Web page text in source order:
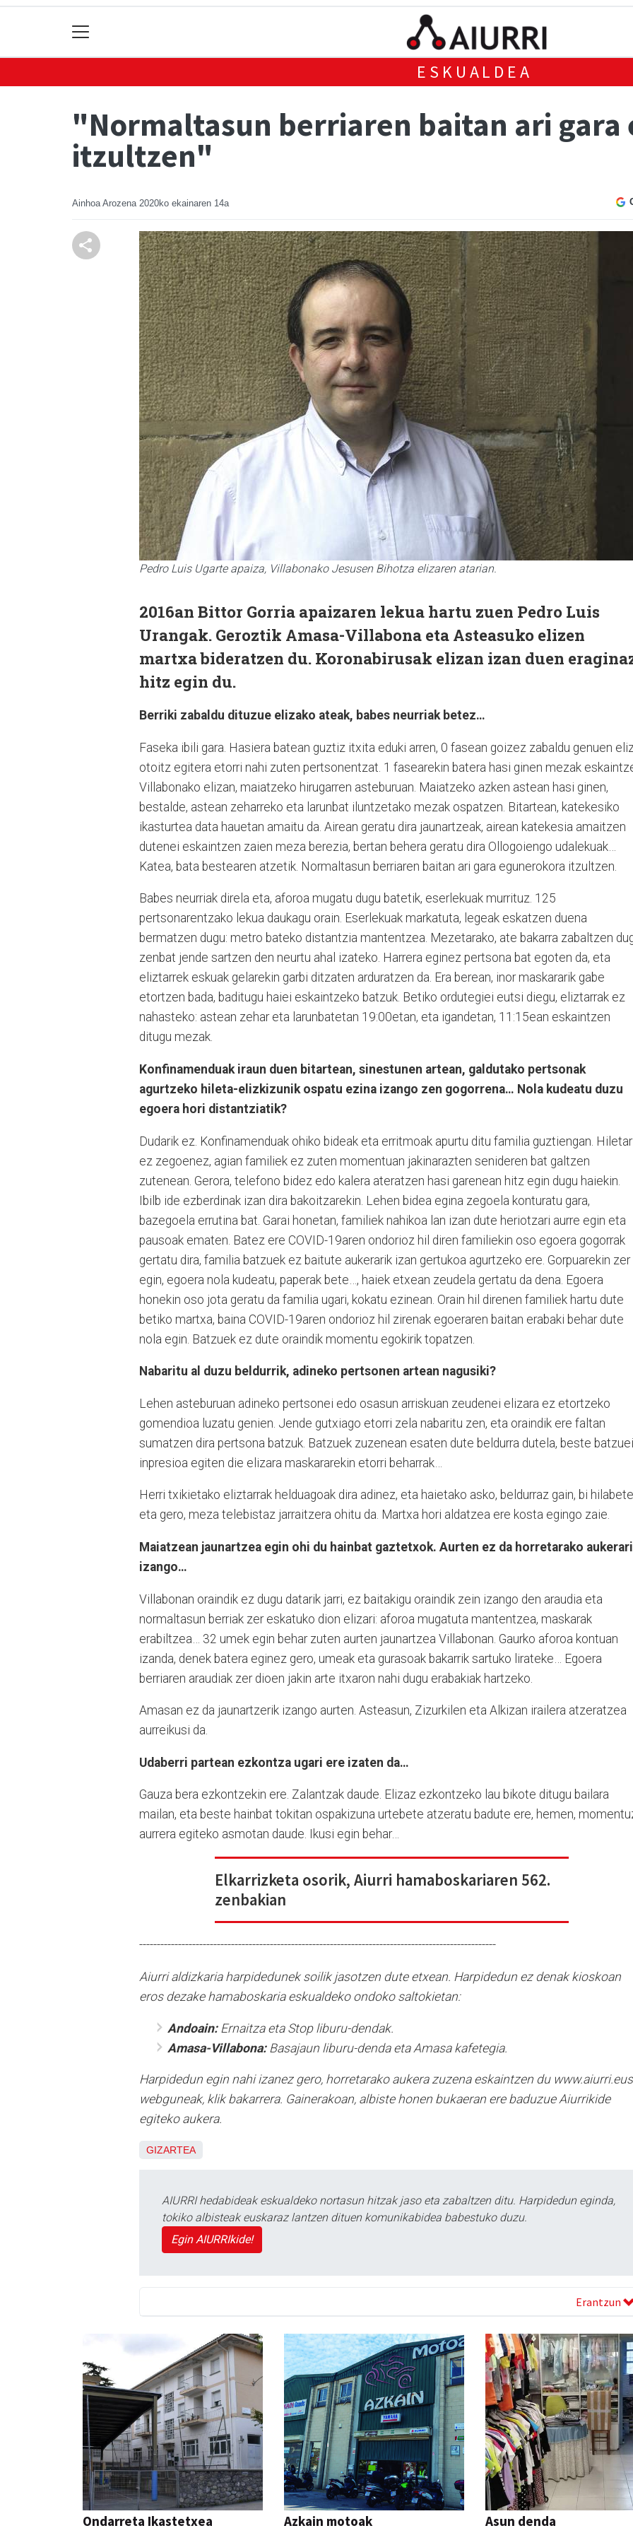
ESKUALDEA
"Normaltasun berriaren baitan ari gara
itzultzen"
Ainhoa Arozena 2020ko ekainaren 14a
Pedro Luis Ugarte apaiza, Villabonako Jesusen Bihotza elizaren atarian.
2016an Bittor Gorria apaizaren lekua hartu zuen Pedro Luis
Urangak. Geroztik Amasa-Villabona eta Asteasuko elizen
martxa bideratzen du. Koronabirusak elizan izan duen
hitz egin du.
Berriki zabaldu dituzue elizako ateak, babes neurriak betez…
Faseka ibili gara. Hasiera batean guztiz itxita eduki arren, 0 fasean goizez zabaldu genuen
otoitz egitera etorri nahi zuten pertsonentzat. 1 fasearekin batera hasi ginen mezak
Villabonako elizan, maiatzeko hirugarren asteburuan. Maiatzeko azken astean hasi ginen,
bestalde, astean zeharreko eta larunbat iluntzetako mezak ospatzen. Bitartean, katekesiko
ikasturtea data hauetan amaitu da. Airean geratu dira jaunartzeak, airean katekesia amaitzen
dutenei eskaintzen zaien meza berezia, bertan behera geratu dira Ollogoiengo udalekuak…
Katea, bata bestearen atzetik. Normaltasun berriaren baitan ari gara egunerokora itzultzen.
Babes neurriak direla eta, aforoa mugatu dugu batetik, eserlekuak murrituz. 125
pertsonarentzako lekua daukagu orain. Eserlekuak markatuta, legeak eskatzen duena
bermatzen dugu: metro bateko distantzia mantentzea. Mezetarako, ate bakarra zabaltzen
zenbat jende sartzen den neurtu ahal izateko. Harrera eginez pertsona bat egoten da, eta
eliztarrek eskuak gelarekin garbi ditzaten arduratzen da. Era berean, inor maskararik gabe
etortzen bada, baditugu haiei eskaintzeko batzuk. Betiko ordutegiei eutsi diegu, eliztarrak ez
nahasteko: astean zehar eta larunbatetan 19:00etan, eta igandetan, 11:15ean eskaintzen
ditugu mezak.
Konfinamenduak iraun duen bitartean, sinestunen artean, galdutako pertsonak
agurtzeko hileta-elizkizunik ospatu ezina izango zen gogorrena… Nola kudeatu duzu
egoera hori distantziatik?
Dudarik ez. Konfinamenduak ohiko bideak eta erritmoak apurtu ditu familia guztiengan.
ez zegoenez, agian familiek ez zuten momentuan jakinarazten senideren bat galtzen
zutenean. Gerora, telefono bidez edo kalera ateratzen hasi garenean hitz egin dugu haiekin.
Ibilb ide ezberdinak izan dira bakoitzarekin. Lehen bidea egina zegoela konturatu gara,
bazegoela errutina bat. Garai honetan, familiek nahikoa lan izan dute heriotzari aurre egin eta
pausoak ematen. Batez ere COVID-19aren ondorioz hil diren familiekin oso egoera gogorrak
gertatu dira, familia batzuek ez baitute aukerarik izan gertukoa agurtzeko ere. Gorpuarekin zer
egin, egoera nola kudeatu, paperak bete…, haiek etxean zeudela gertatu da dena. Egoera
honekin oso jota geratu da familia ugari, kokatu ezinean. Orain hil direnen familiek hartu dute
betiko martxa, baina COVID-19aren ondorioz hil zirenak egoeraren baitan erabaki behar dute
nola egin. Batzuek ez dute oraindik momentu egokirik topatzen.
Nabaritu al duzu beldurrik, adineko pertsonen artean nagusiki?
Lehen asteburuan adineko pertsonei edo osasun arriskuan zeudenei elizara ez etortzeko
gomendioa luzatu genien. Jende gutxiago etorri zela nabaritu zen, eta oraindik ere faltan
sumatzen dira pertsona batzuk. Batzuek zuzenean esaten dute beldurra dutela, beste batzuei
inpresioa egiten die elizara maskararekin etorri beharrak…
Herri txikietako eliztarrak helduagoak dira adinez, eta haietako asko, beldurraz gain, bi hilabete
eta gero, meza telebistaz jarraitzera ohitu da. Martxa hori aldatzea ere kosta egingo zaie.
Maiatzean jaunartzea egin ohi du hainbat gaztetxok. Aurten ez da horretarako
izango…
Villabonan oraindik ez dugu datarik jarri, ez baitakigu oraindik zein izango den araudia eta
normaltasun berriak zer eskatuko dion elizari: aforoa mugatuta mantentzea, maskarak
erabiltzea… 32 umek egin behar zuten aurten jaunartzea Villabonan. Gaurko aforoa kontuan
izanda, denek batera eginez gero, umeak eta gurasoak bakarrik sartuko lirateke… Egoera
berriaren araudiak zer dioen jakin arte itxaron nahi dugu erabakiak hartzeko.
Amasan ez da jaunartzerik izango aurten. Asteasun, Zizurkilen eta Alkizan irailera atzeratzea
aurreikusi da.
Udaberri partean ezkontza ugari ere izaten da…
Gauza bera ezkontzekin ere. Zalantzak daude. Elizaz ezkontzeko lau bikote ditugu bailara
mailan, eta beste hainbat tokitan ospakizuna urtebete atzeratu badute ere, hemen,
aurrera egiteko asmotan daude. Ikusi egin behar…
Elkarrizketa osorik, Aiurri hamaboskariaren 562.
zenbakian
-----------------------------------------------------------------------------------------------------
Aiurri aldizkaria harpidedunek soilik jasotzen dute etxean. Harpidedun ez denak kioskoan
eros dezake hamaboskaria eskualdeko ondoko saltokietan:
Andoain: Ernaitza eta Stop liburu-dendak.
Amasa-Villabona:Basajaun liburu-denda eta Amasa kafetegia.
Harpidedun egin nahi izanez gero, horretarako aukera zuzena eskaintzen du www.aiurri.eus
webguneak, klik bakarrera. Gainerakoan, albiste honen bukaeran ere baduzue Aiurrikide
egiteko aukera.
GIZARTEA
AIURRI hedabideak eskualdeko nortasun hitzak jaso eta zabaltzen ditu. Harpidedun eginda,
tokiko albisteak euskaraz lantzen dituen komunikabidea babestuko duzu.
Egin AIURRIkide!
Erantzun
Ondarreta Ikastetxea Azkain motoak Asun denda